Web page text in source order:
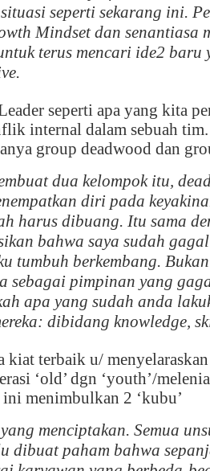
seperti sekarang ini.
Mindset dan senantiasa
terus mencari ide2 baru
seperti apa yang kita
internal dalam sebuah
group deadwood dan
dua kelompok itu,
diri pada
harus dibuang. Itu sama
bahwa saya sudah
tumbuh berkembang.
sebagai pimpinan yang
apa yang sudah anda
dibidang knowledge,
kiat terbaik u/
‘old’ dgn ‘youth’/
ini menimbulkan 2 ‘kubu’
menciptakan. Semua
dibuat paham bahwa